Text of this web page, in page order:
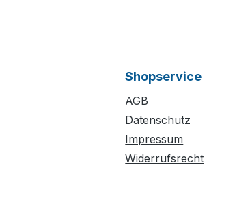
Shopservice
AGB
Datenschutz
Impressum
Widerrufsrecht